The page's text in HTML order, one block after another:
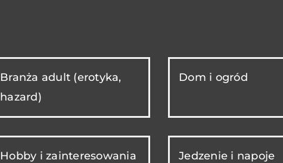
Branża adult (erotyka,
hazard)
Dom i ogród
Hobby i zainteresowania Jedzenie i napoje